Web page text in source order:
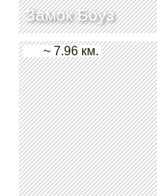
Замок Боуз
~ 7.96 км.